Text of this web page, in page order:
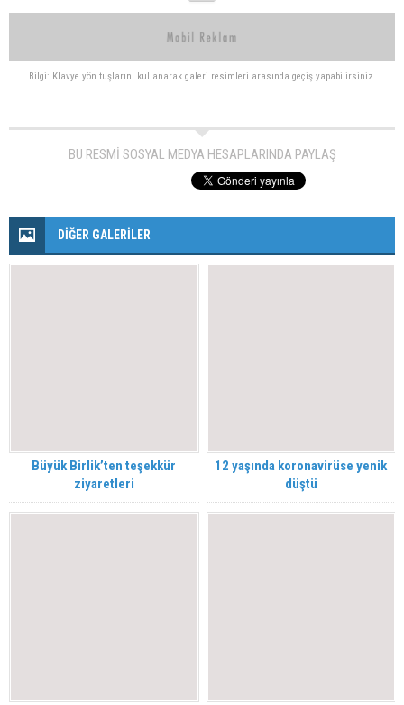
Bilgi: Klavye yön tuşlarını kullanarak galeri resimleri arasında geçiş yapabilirsiniz.
BU RESMİ SOSYAL MEDYA HESAPLARINDA PAYLAŞ
DİĞER GALERİLER
Büyük Birlik’ten teşekkür
ziyaretleri
12 yaşında koronavirüse yenik
düştü